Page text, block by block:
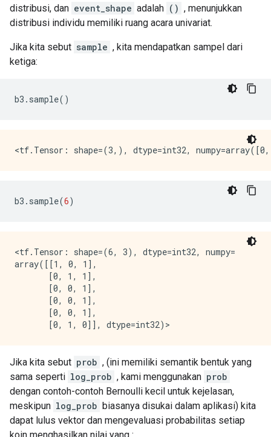
distribusi, dan event_shape adalah () , menunjukkan
distribusi individu memiliki ruang acara univariat.
Jika kita sebut sample , kita mendapatkan sampel dari
ketiga:
b3 . sample()
b3 . sample(6)
<tf.Tensor: shape=(6, 3), dtype=int32, numpy=
array([[1, 0, 1],
       [0, 1, 1],
       [0, 0, 1],
       [0, 0, 1],
       [0, 0, 1],
Jika kita sebut prob , (ini memiliki semantik bentuk yang
sama seperti log_prob , kami menggunakan prob
dengan contoh-contoh Bernoulli kecil untuk kejelasan,
meskipun log_prob biasanya disukai dalam aplikasi) kita
dapat lulus vektor dan mengevaluasi probabilitas setiap